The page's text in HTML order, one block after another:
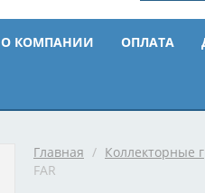
О КОМПАНИИ ОПЛАТА
Главная / Коллекторные
FAR